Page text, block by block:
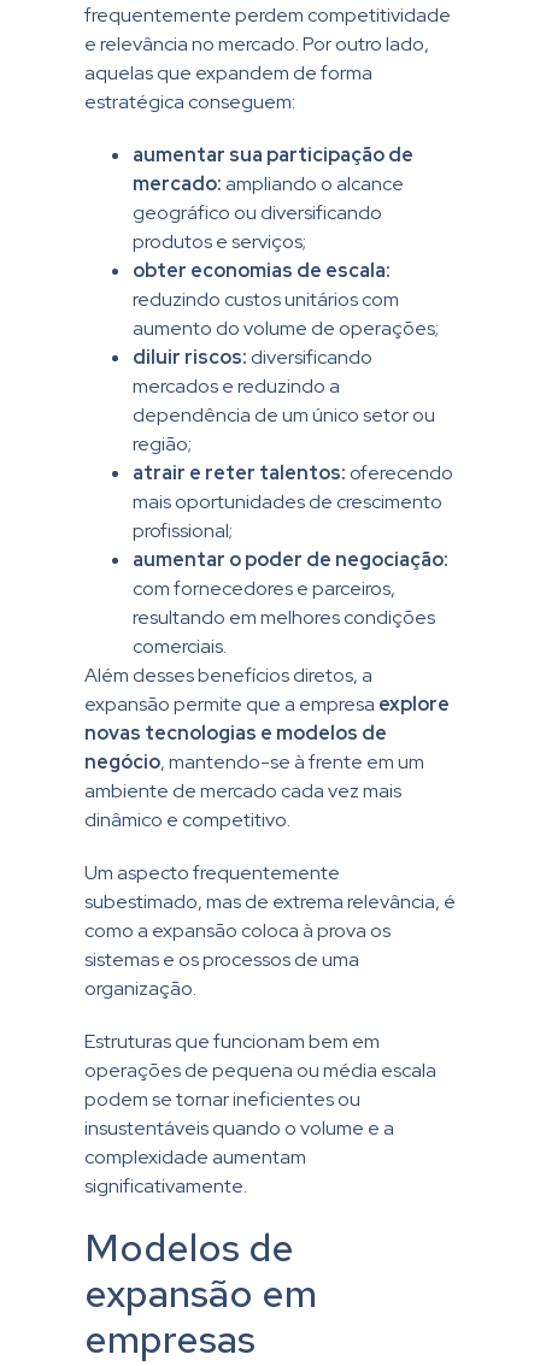
frequentemente perdem competitividade
e relevância no mercado. Por outro lado,
aquelas que expandem de forma
estratégica conseguem:
aumentar sua participação de
mercado:ampliando o alcance
geográfico ou diversificando
produtos e serviços;
obter economias de escala:
reduzindo custos unitários com
aumento do volume de operações;
diluir riscos: diversificando
mercados e reduzindo a
dependência de um único setor ou
região;
atrair e reter talentos: oferecendo
mais oportunidades de crescimento
profissional;
aumentar o poder de negociação:
com fornecedores e parceiros,
resultando em melhores condições
comerciais.
Além desses benefícios diretos, a
expansão permite que a empresa explore
novas tecnologias e modelos de
negócio, mantendo-se à frente em um
ambiente de mercado cada vez mais
dinâmico e competitivo.
Um aspecto frequentemente
subestimado, mas de extrema relevância, é
como a expansão coloca à prova os
sistemas e os processos de uma
organização.
Estruturas que funcionam bem em
operações de pequena ou média escala
podem se tornar ineficientes ou
insustentáveis quando o volume e a
complexidade aumentam
significativamente.
Modelos de
expansão em
empresas